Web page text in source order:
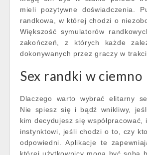
mieli pozytywne doświadczenia.
randkowa, w której chodzi o
Większość symulatorów
zakończeń, z których każde
dokonywanych przez graczy w
Sex randki w ciemno
Dlaczego warto wybrać elitarny
Nie spiesz się i bądź wnikliwy,
kim decydujesz się współpracować,
instynktowi, jeśli chodzi o to, czy
odpowiedni. Aplikacje te